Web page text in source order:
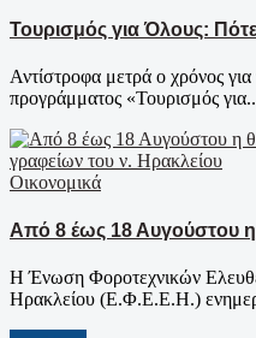
Τουρισμός για Όλους:
Αντίστροφα μετρά ο χρόνος
προγράμματος «Τουρισμός
Οικονομικά
Από 8 έως 18 Αυγούστου η
Η Ένωση Φοροτεχνικών
Ηρακλείου (Ε.Φ.Ε.Ε.Η.)